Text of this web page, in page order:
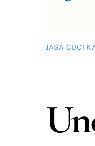
JASA CUCI